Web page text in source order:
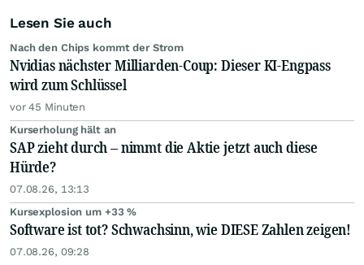
Lesen Sie auch
Nach den Chips kommt der Strom
Nvidias nächster Milliarden-Coup: Dieser KI-Engpass
wird zum Schlüssel
vor 45 Minuten
Kurserholung hält an
SAP zieht durch – nimmt die Aktie jetzt auch diese
Hürde?
07.08.26, 13:13
Kursexplosion um +33 %
Software ist tot? Schwachsinn, wie DIESE Zahlen zeigen!
07.08.26, 09:28